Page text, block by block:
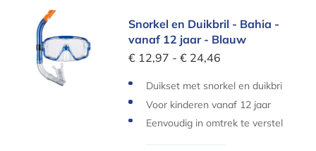
Snorkel en Duikbril - Bahia - vanaf 12 jaar -
Snorkel en Duikbril - Bahia -
vanaf 12 jaar - Blauw
€ 12,97 - € 24,46
Duikset met snorkel en duikbri
lVoor kinderen vanaf 12 jaar
Eenvoudig in omtrek te verstel